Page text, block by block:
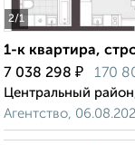
2/1
1-к квартира,
7 038 298 ₽ 170
Центральный
Агентство,